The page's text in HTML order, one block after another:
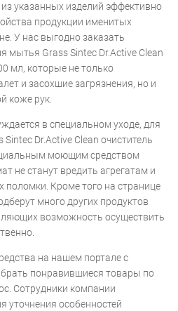
указанных изделий эффективно
продукции именитых
У нас выгодно заказать
мытья Grass Sintec Dr.Active Clean
мл, которые не только
и засохшие загрязнения, но и
коже рук.
в специальном уходе, для
Dr.Active Clean очиститель
моющим средством
не станут вредить агрегатам и
поломки. Кроме того на странице
много других продуктов
возможность осуществить
на нашем портале с
понравившиеся товары по
Сотрудники компании
уточнения особенностей